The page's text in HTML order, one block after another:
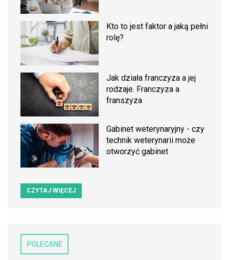
Kto to jest faktor a jaką pełni
rolę?
Jak działa franczyza a jej
rodzaje. Franczyza a
franszyza
Gabinet weterynaryjny - czy
technik weterynarii może
otworzyć gabinet
CZYTAJ WIĘCEJ
POLECANE